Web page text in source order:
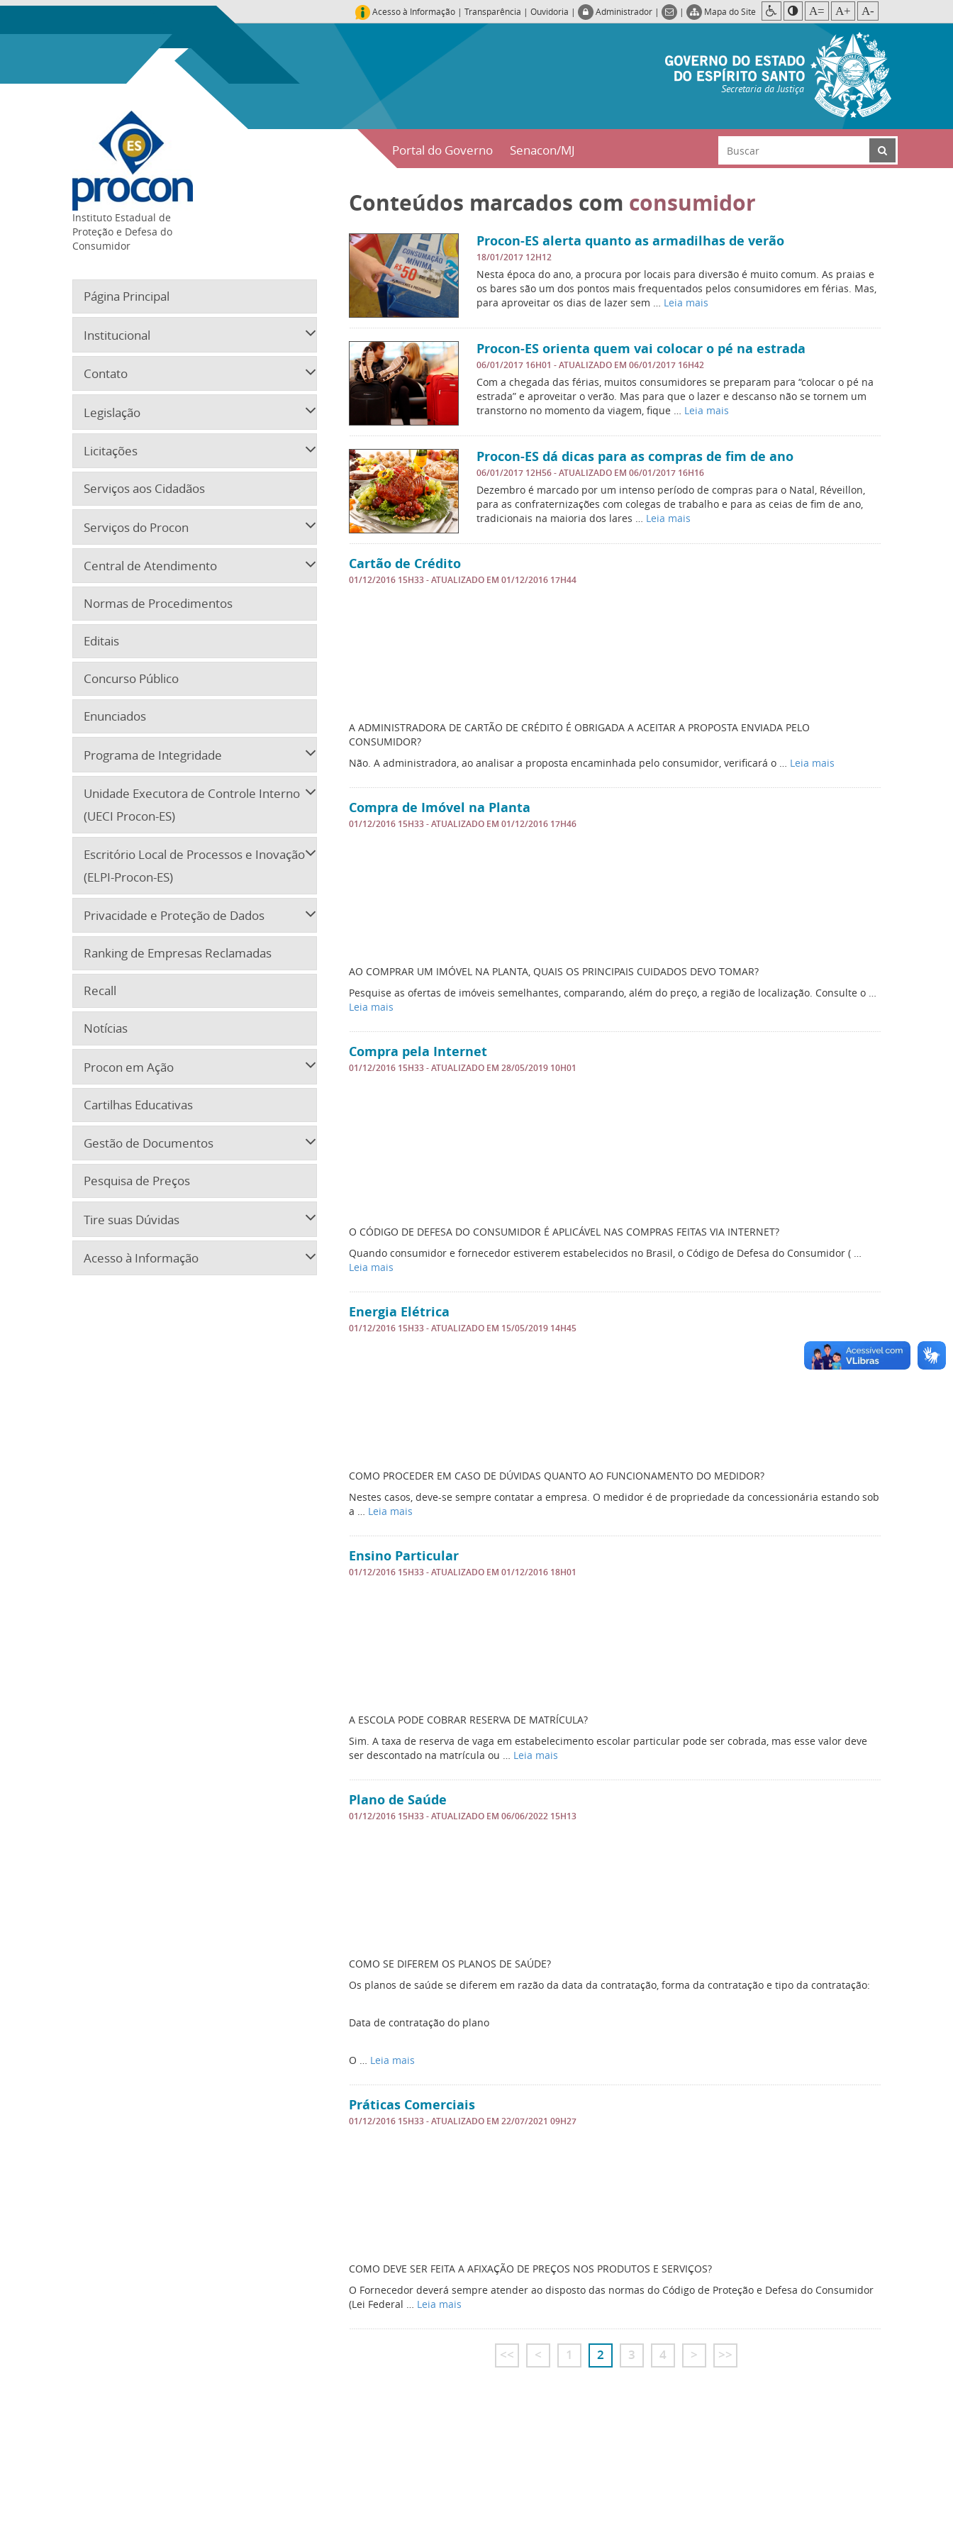
Acesso à Informação | Transparência | Ouvidoria | Administrador | | Mapa do Site A= A+ A-
Secretaria da Justiça
Portal do Governo Senacon/MJ
Instituto Estadual de
Proteção e Defesa do
Consumidor
Página Principal
Institucional
Contato
Legislação
Licitações
Serviços aos Cidadãos
Serviços do Procon
Central de Atendimento
Normas de Procedimentos
Editais
Concurso Público
Enunciados
Programa de Integridade
Unidade Executora de Controle Interno
(UECI Procon-ES)
Escritório Local de Processos e Inovação
(ELPI-Procon-ES)
Privacidade e Proteção de Dados
Ranking de Empresas Reclamadas
Recall
Notícias
Procon em Ação
Cartilhas Educativas
Gestão de Documentos
Pesquisa de Preços
Tire suas Dúvidas
Acesso à Informação
Conteúdos marcados com consumidor
Procon-ES alerta quanto as armadilhas de verão
18/01/2017 12H12
Nesta época do ano, a procura por locais para diversão é muito comum. As praias e
os bares são um dos pontos mais frequentados pelos consumidores em férias. Mas,
para aproveitar os dias de lazer sem … Leia mais
Procon-ES orienta quem vai colocar o pé na estrada
06/01/2017 16H01 - ATUALIZADO EM 06/01/2017 16H42
Com a chegada das férias, muitos consumidores se preparam para “colocar o pé na
estrada” e aproveitar o verão. Mas para que o lazer e descanso não se tornem um
transtorno no momento da viagem, fique … Leia mais
Procon-ES dá dicas para as compras de fim de ano
06/01/2017 12H56- ATUALIZADO EM 06/01/2017 16H16
Dezembro é marcado por um intenso período de compras para o Natal, Réveillon,
para as confraternizações com colegas de trabalho e para as ceias de fim de ano,
tradicionais na maioria dos lares … Leia mais
Cartão de Crédito
01/12/2016 15H33- ATUALIZADO EM 01/12/2016 17H44
A ADMINISTRADORA DE CARTÃO DE CRÉDITO É OBRIGADA A ACEITAR A PROPOSTA ENVIADA PELO
CONSUMIDOR?
Não. A administradora, ao analisar a proposta encaminhada pelo consumidor, verificará o … Leia mais
Compra de Imóvel na Planta
01/12/2016 15H33- ATUALIZADO EM 01/12/2016 17H46
AO COMPRAR UM IMÓVEL NA PLANTA, QUAIS OS PRINCIPAIS CUIDADOS DEVO TOMAR?
Pesquise as ofertas de imóveis semelhantes, comparando, além do preço, a região de localização. Consulte o …
Leia mais
Compra pela Internet
01/12/2016 15H33- ATUALIZADO EM 28/05/2019 10H01
O CÓDIGO DE DEFESA DO CONSUMIDOR É APLICÁVEL NAS COMPRAS FEITAS VIA INTERNET?
Quando consumidor e fornecedor estiverem estabelecidos no Brasil, o Código de Defesa do Consumidor ( …
Leia mais
Energia Elétrica
01/12/2016 15H33- ATUALIZADO EM 15/05/2019 14H45
COMO PROCEDER EM CASO DE DÚVIDAS QUANTO AO FUNCIONAMENTO DO MEDIDOR?
Nestes casos, deve-se sempre contatar a empresa. O medidor é de propriedade da concessionária estando sob
a … Leia mais
Ensino Particular
01/12/2016 15H33- ATUALIZADO EM 01/12/2016 18H01
A ESCOLA PODE COBRAR RESERVA DE MATRÍCULA?
Sim. A taxa de reserva de vaga em estabelecimento escolar particular pode ser cobrada, mas esse valor deve
ser descontado na matrícula ou … Leia mais
Plano de Saúde
01/12/2016 15H33- ATUALIZADO EM 06/06/2022 15H13
COMO SE DIFEREM OS PLANOS DE SAÚDE?
Os planos de saúde se diferem em razão da data da contratação, forma da contratação e tipo da contratação:
Data de contratação do plano
O … Leia mais
Práticas Comerciais
01/12/2016 15H33- ATUALIZADO EM 22/07/2021 09H27
COMO DEVE SER FEITA A AFIXAÇÃO DE PREÇOS NOS PRODUTOS E SERVIÇOS?
O Fornecedor deverá sempre atender ao disposto das normas do Código de Proteção e Defesa do Consumidor
(Lei Federal … Leia mais
<< < 1 2 3 4 > >>